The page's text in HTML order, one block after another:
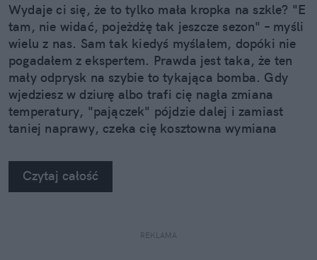
Wydaje ci się, że to tylko mała kropka na szkle? "E
tam, nie widać, pojeżdżę tak jeszcze sezon" – myśli
wielu z nas. Sam tak kiedyś myślałem, dopóki nie
pogadałem z ekspertem. Prawda jest taka, że ten
mały odprysk na szybie to tykająca bomba. Gdy
wjedziesz w dziurę albo trafi cię nagła zmiana
temperatury, "pajączek" pójdzie dalej i zamiast
taniej naprawy, czeka cię kosztowna wymiana
na własne oczy zobaczyć, jak profesjonaliści radzą
sobie z takimi uszkodzeniami.
Czytaj całość
REKLAMA